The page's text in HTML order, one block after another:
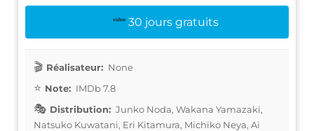
30 jours gratuits
Réalisateur: None
Note: IMDb 7.8
Distribution: Junko Noda, Wakana Yamazaki,
Natsuko Kuwatani, Eri Kitamura, Michiko Neya, Ai